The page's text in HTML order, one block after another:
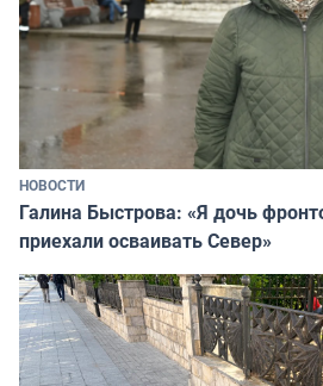
НОВОСТИ
Галина Быстрова: «Я дочь
приехали осваивать Север»